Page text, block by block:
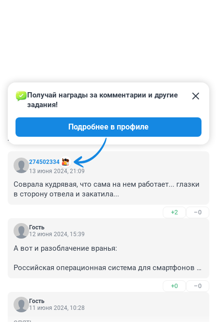
КОММЕНТАРИИ 121
274502334
Получай награды за комментарии и другие
задания!
Подробнее в профиле
13 июня 2024, 21:09
Соврала кудрявая, что сама на нем работает... глазки
в сторону отвела и закатила...
+2 –0
Гость
12 июня 2024, 15:39
А вот и разоблачение вранья:
Российская операционная система для смартфонов
OS развивается с 2012 года финской компанией Jolla)
+0 –0
Гость
11 июня 2024, 10:28